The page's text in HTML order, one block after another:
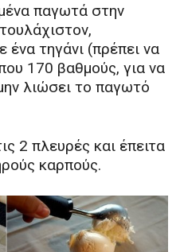
παγωτά στην
ένα τηγάνι (πρέπει να
170 βαθμούς, για να
λιώσει το παγωτό
2 πλευρές και έπειτα
καρπούς.